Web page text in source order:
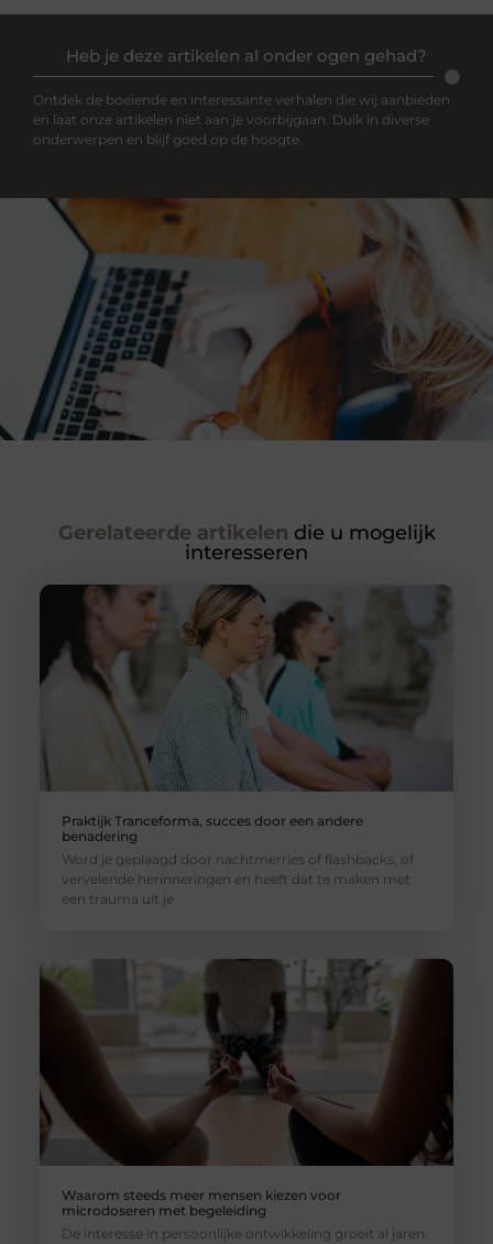
Heb je deze artikelen al onder ogen gehad?
Ontdek de boeiende en interessante verhalen die wij aanbieden
en laat onze artikelen niet aan je voorbijgaan. Duik in diverse
onderwerpen en blijf goed op de hoogte.
Gerelateerde artikelen die u mogelijk
interesseren
Praktijk Tranceforma, succes door een andere
benadering
Word je geplaagd door nachtmerries of flashbacks, of
vervelende herinneringen en heeft dat te maken met
een trauma uit je
Waarom steeds meer mensen kiezen voor
microdoseren met begeleiding
De interesse in persoonlijke ontwikkeling groeit al jaren.